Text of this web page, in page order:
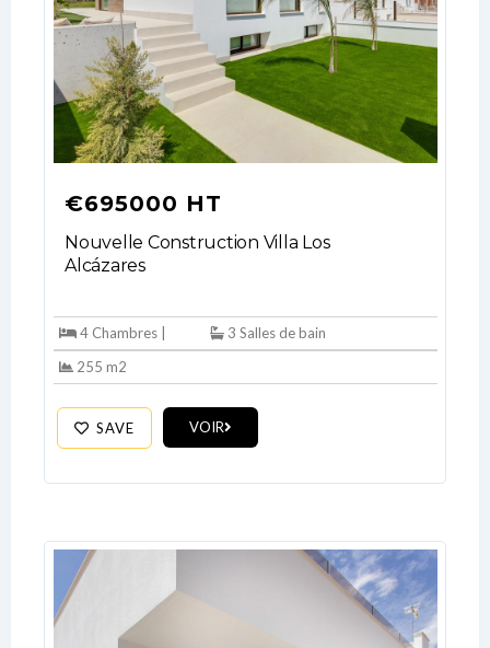
€695000 HT
Nouvelle Construction Villa Los
Alcázares
4 Chambres |
3 Salles de bain
255 m2
SAVE VOIR
Username
Password
LOGIN